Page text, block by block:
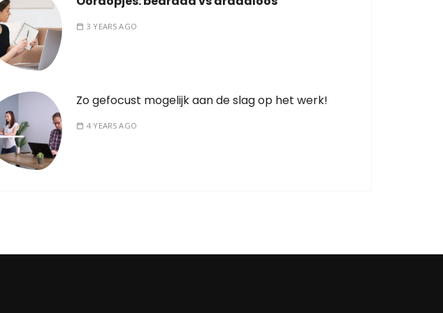
3 YEARS AGO
Zo gefocust mogelijk aan de slag op het werk!
4 YEARS AGO